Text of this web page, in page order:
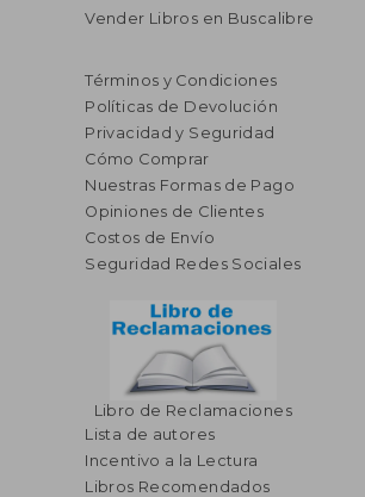
40%
dcto.
$ 325.86
Vender Libros en Buscalibre
Términos y Condiciones
Políticas de Devolución
Privacidad y Seguridad
Cómo Comprar
Nuestras Formas de Pago
Opiniones de Clientes
Costos de Envío
Seguridad Redes Sociales
Libro de Reclamaciones
Lista de autores
Incentivo a la Lectura
Libros Recomendados